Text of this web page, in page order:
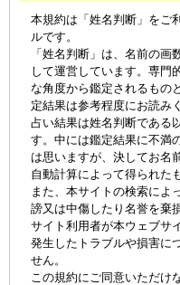
本規約は「姓名判断」をご
ルです。
「姓名判断」は、名前の画
して運営しています。専門
な角度から鑑定されるもの
定結果は参考程度にお読み
占い結果は姓名判断である
す。中には鑑定結果に不満
は思いますが、決してお名
自動計算によって得られた
また、本サイトの検索によ
謗又は中傷したり名誉を棄
サイト利用者が本ウェブサ
発生したトラブルや損害に
せん。
この規約にご同意いただけ